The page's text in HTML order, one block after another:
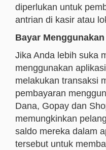
diperlukan untuk
antrian di kasir atau
Bayar
Jika Anda lebih suka
menggunakan
melakukan transaksi
pembayaran
Dana, Gopay dan
memungkinkan
saldo mereka dalam
tersebut untuk